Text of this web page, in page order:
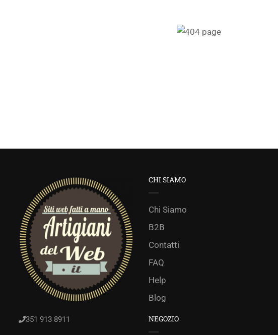
351 913 8911
CHI SIAMO
Chi Siamo
B2B
Contatti
FAQ
Help
Blog
NEGOZIO